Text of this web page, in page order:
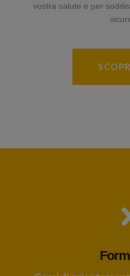
vostra salute e per